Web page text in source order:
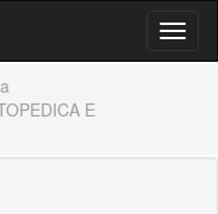
Menu
E